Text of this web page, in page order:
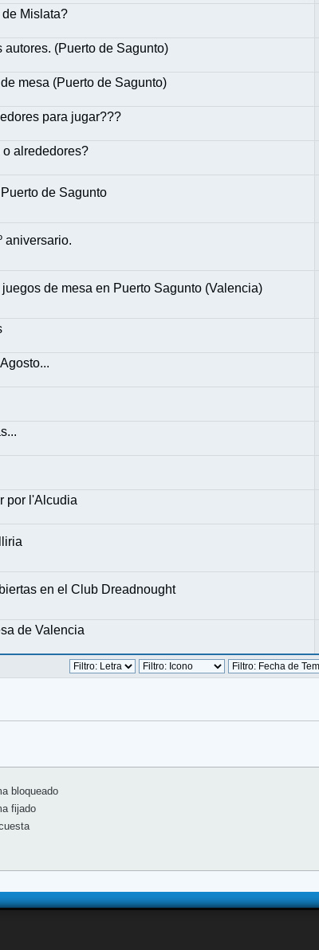
Mislata?
(Puerto de Sagunto)
mesa (Puerto de Sagunto)
para jugar???
alrededores?
de Sagunto
aniversario.
de mesa en Puerto Sagunto (Valencia)
por l'Alcudia
en el Club Dreadnought
de Valencia
bloqueado
fijado